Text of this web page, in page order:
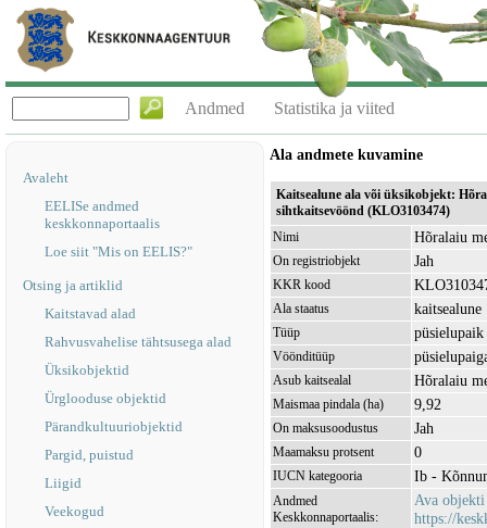
Andmed Statistika ja viited
Avaleht
EELISe andmed
keskkonnaportaalis
Loe siit "Mis on EELIS?"
Otsing ja artiklid
Kaitstavad alad
Rahvusvahelise tähtsusega alad
Üksikobjektid
Ürglooduse objektid
Pärandkultuuriobjektid
Pargid, puistud
Liigid
Veekogud
Ala andmete kuvamine
Kaitsealune ala või üksikobjekt:
sihtkaitsevöönd (KLO3103474)
Nimi
Hõralaiu
On registriobjekt Jah
KKR kood
Ala staatus kaitsealune
Tüüp püsielupaik
Vöönditüüp
Asub kaitsealal Hõralaiu
Maismaa pindala (ha) 9,92
On maksusoodustus Jah
Maamaksu protsent 0
IUCN kategooria Ib -
Andmed
Keskkonnaportaalis:
Ava objekti
https://